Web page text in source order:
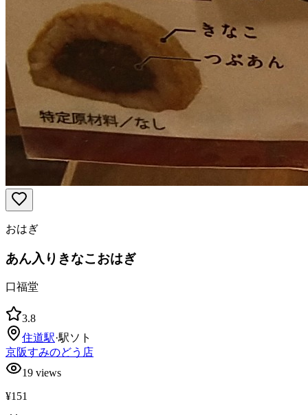
おはぎ
あん入りきなこおはぎ
口福堂
3.8
住道駅·駅ソト
京阪すみのどう店
19 views
¥151